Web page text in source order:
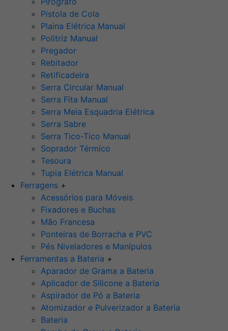
Pistola de Cola
Plaina Elétrica Manual
Politriz Manual
Pregador
Rebitador
Retificadeira
Serra Circular Manual
Serra Fita Manual
Serra Meia Esquadria Elétrica
Serra Sabre
Serra Tico-Tico Manual
Soprador Térmico
Tesoura
Tupia Elétrica Manual
Ferragens +
Acessórios para Móveis
Fixadores e Buchas
Mão Francesa
Ponteiras de Borracha e PVC
Pés Niveladores e Manípulos
Ferramentas a Bateria +
Aparador de Grama a Bateria
Aplicador de Silicone a Bateria
Aspirador de Pó a Bateria
Atomizador e Pulverizador a Bateria
Bateria